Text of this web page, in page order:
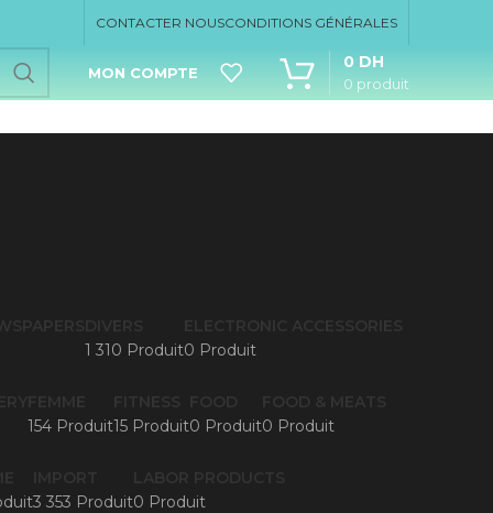
CONTACTER NOUSCONDITIONS GÉNÉRALES
MON COMPTE
0 produit
0 DH
1 310 Produit0 Produit
154 Produit15 Produit0 Produit0 Produit
3 353 Produit0 Produit